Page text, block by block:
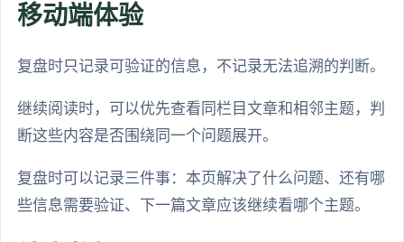
移动端体验
复盘时只记录可验证的信息，不记录无法追溯的判断。
继续阅读时，可以优先查看同栏目文章和相邻主题，判
断这些内容是否围绕同一个问题展开。
复盘时可以记录三件事：本页解决了什么问题、还有哪
些信息需要验证、下一篇文章应该继续看哪个主题。